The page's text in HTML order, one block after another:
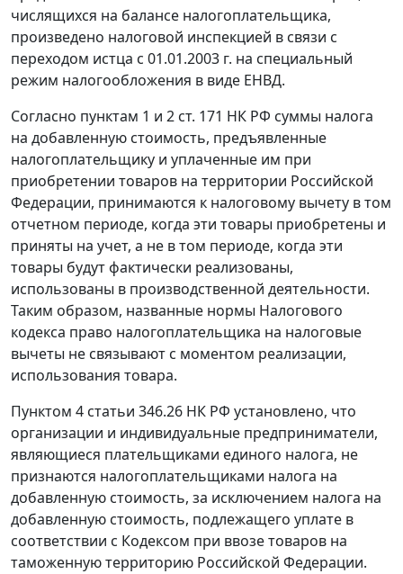
числящихся на балансе налогоплательщика,
произведено налоговой инспекцией в связи с
переходом истца с 01.01.2003 г. на специальный
режим налогообложения в виде ЕНВД.
Согласно пунктам 1 и 2 ст. 171 НК РФ суммы налога
на добавленную стоимость, предъявленные
налогоплательщику и уплаченные им при
приобретении товаров на территории Российской
Федерации, принимаются к налоговому вычету в том
отчетном периоде, когда эти товары приобретены и
приняты на учет, а не в том периоде, когда эти
товары будут фактически реализованы,
использованы в производственной деятельности.
Таким образом, названные нормы Налогового
кодекса право налогоплательщика на налоговые
вычеты не связывают с моментом реализации,
использования товара.
Пунктом 4 статьи 346.26 НК РФ установлено, что
организации и индивидуальные предприниматели,
являющиеся плательщиками единого налога, не
признаются налогоплательщиками налога на
добавленную стоимость, за исключением налога на
добавленную стоимость, подлежащего уплате в
соответствии с Кодексом при ввозе товаров на
таможенную территорию Российской Федерации.